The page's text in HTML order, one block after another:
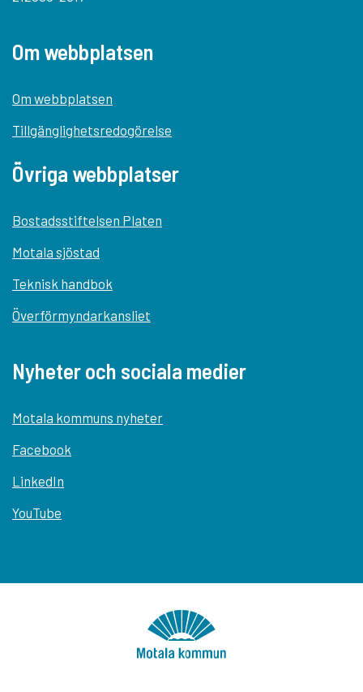
Om webbplatsen
Om webbplatsen
Tillgänglighetsredogörelse
Övriga webbplatser
Bostadsstiftelsen Platen
Motala sjöstad
Teknisk handbok
Överförmyndarkansliet
Nyheter och sociala medier
Motala kommuns nyheter
Facebook
LinkedIn
YouTube